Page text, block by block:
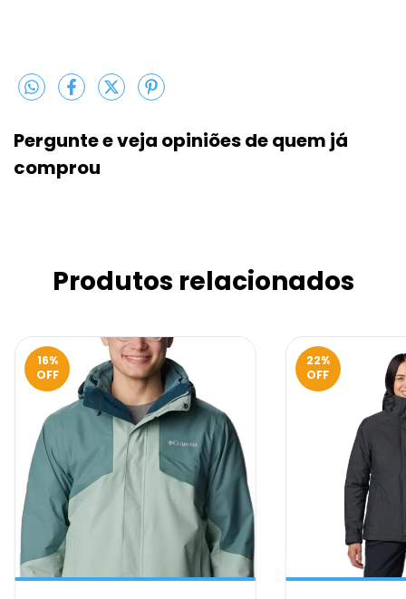
Pergunte e veja opiniões de quem j
comprou
Produtos relacionados
16%
OFF
22%
OFF